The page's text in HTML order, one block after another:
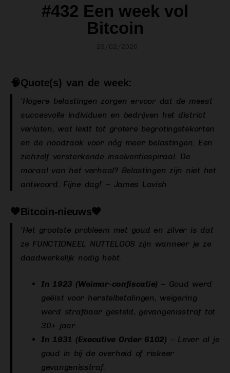
#432 Een week vol
Bitcoin
23/02/2026
🧠Quote(s) van de week:
‘Hogere belastingen zorgen ervoor dat de meest
succesvolle individuen en bedrijven het district
verlaten, wat leidt tot grotere begrotingstekorten
en de noodzaak voor nóg meer belastingen. Een
zichzelf versterkende insolventiespiraal. De
moraal van het verhaal? Belastingen zijn niet het
antwoord. Fijne dag!’ – James Lavish
🧡Bitcoin-nieuws🧡
‘Het grootste probleem met goud en zilver is dat
ze FUNCTIONEEL NUTTELOOS zijn wanneer je ze
daadwerkelijk nodig hebt.
In 1923 (Weimar-confiscatie) – Goud werd
geëist voor herstelbetalingen, weigering
werd strafbaar gesteld, gevangenisstraf tot
30+ jaar.
In 1931 (Executive Order 6102) – Lever al je
goud in bij de overheid of riskeer
gevangenisstraf.